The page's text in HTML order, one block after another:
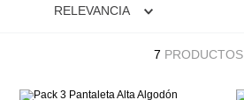
RELEVANCIA
7 PRODUCTOS